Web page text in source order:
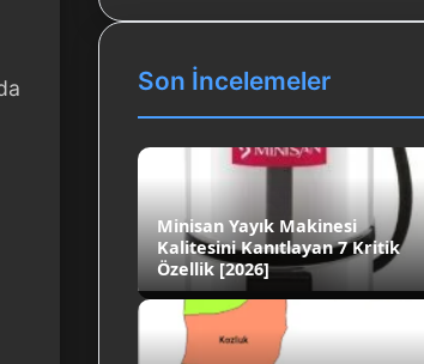
Son İncelemeler
Minisan Yayık Makinesi
Kalitesini Kanıtlayan 7 Kritik
Özellik [2026]